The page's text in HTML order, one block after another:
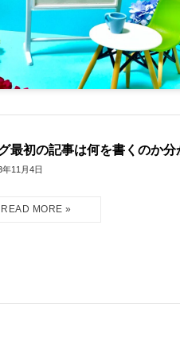
最初の記事は何を書くのか分
年11月4日